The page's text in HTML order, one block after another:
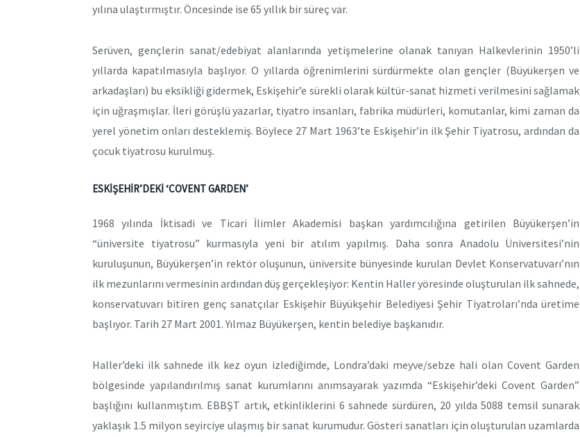
yılına ulaştırmıştır. Öncesinde ise 65 yıllık bir süreç var.
Serüven, gençlerin sanat/edebiyat alanlarında yetişmelerine olanak tanıyan Halkevlerinin 1950’li
yıllarda kapatılmasıyla başlıyor. O yıllarda öğrenimlerini sürdürmekte olan gençler (Büyükerşen ve
arkadaşları) bu eksikliği gidermek, Eskişehir’e sürekli olarak kültür-sanat hizmeti verilmesini sağlamak
için uğraşmışlar. İleri görüşlü yazarlar, tiyatro insanları, fabrika müdürleri, komutanlar, kimi zaman da
yerel yönetim onları desteklemiş. Böylece 27 Mart 1963’te Eskişehir’in ilk Şehir Tiyatrosu, ardından da
çocuk tiyatrosu kurulmuş.
ESKİŞEHİR’DEKİ ‘COVENT GARDEN’
1968 yılında İktisadi ve Ticari İlimler Akademisi başkan yardımcılığına getirilen Büyükerşen’in
“üniversite tiyatrosu” kurmasıyla yeni bir atılım yapılmış. Daha sonra Anadolu Üniversitesi’nin
kuruluşunun, Büyükerşen’in rektör oluşunun, üniversite bünyesinde kurulan Devlet Konservatuvarı’nın
ilk mezunlarını vermesinin ardından düş gerçekleşiyor: Kentin Haller yöresinde oluşturulan ilk sahnede,
konservatuvarı bitiren genç sanatçılar Eskişehir Büyükşehir Belediyesi Şehir Tiyatroları’nda üretime
başlıyor. Tarih 27 Mart 2001. Yılmaz Büyükerşen, kentin belediye başkanıdır.
Haller’deki ilk sahnede ilk kez oyun izlediğimde, Londra’daki meyve/sebze hali olan Covent Garden
bölgesinde yapılandırılmış sanat kurumlarını anımsayarak yazımda “Eskişehir’deki Covent Garden”
başlığını kullanmıştım. EBBŞT artık, etkinliklerini 6 sahnede sürdüren, 20 yılda 5088 temsil sunarak
yaklaşık 1.5 milyon seyirciye ulaşmış bir sanat kurumudur. Gösteri sanatları için oluşturulan uzamlarda